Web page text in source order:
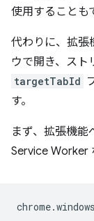
使用することも
代わりに、拡張
ウで開き、スト
targetTabId
す。
まず、拡張機
Service Worker
chrome.windows